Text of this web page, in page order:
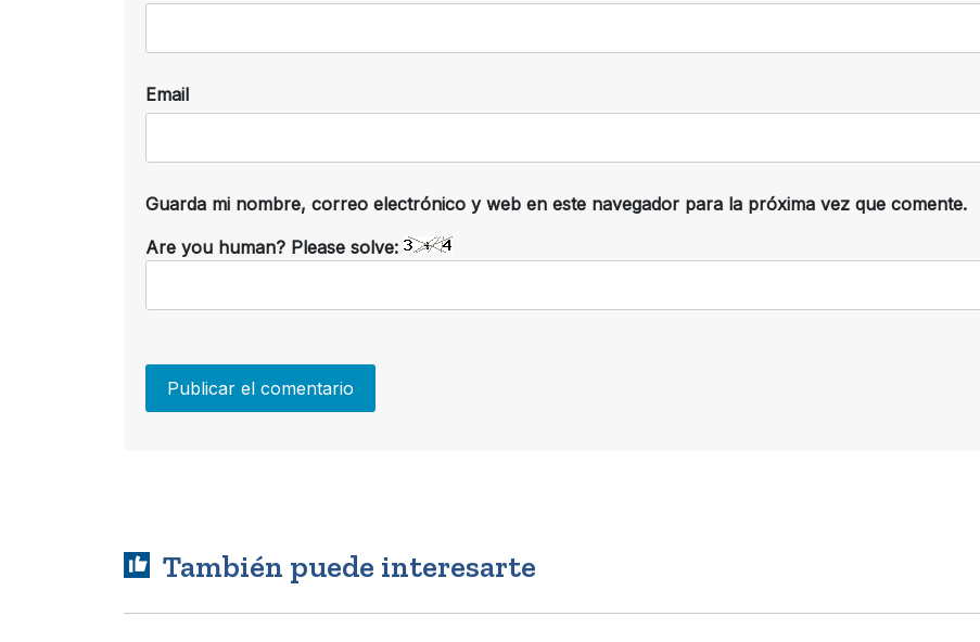
Email
Guarda mi nombre, correo electrónico y web en este navegador para la próxima vez que comente.
Are you human? Please solve:
También puede interesarte